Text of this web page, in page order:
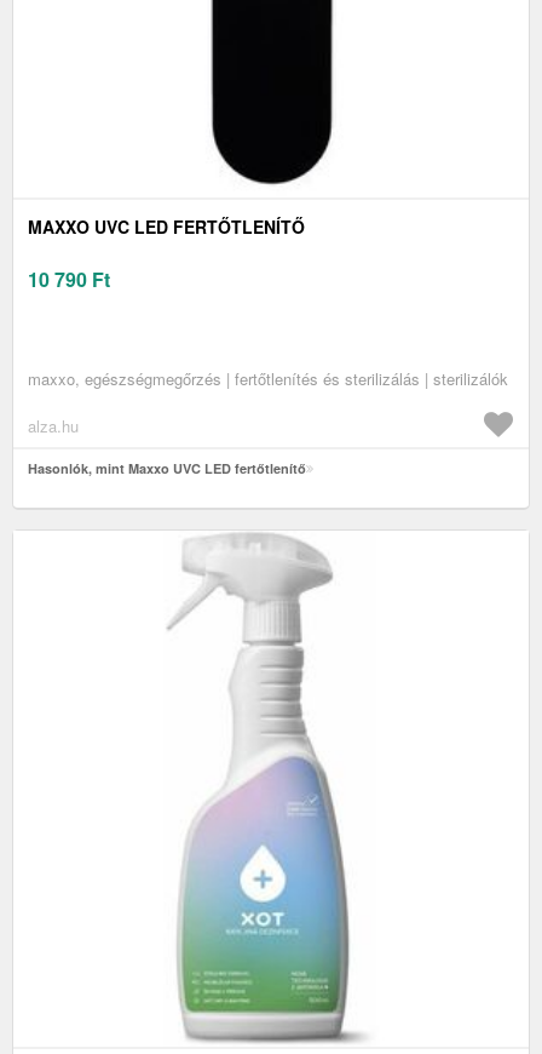
MAXXO UVC LED FERTŐTLENÍTŐ
10 790 Ft
maxxo, egészségmegőrzés | fertőtlenítés és sterilizálás | sterilizálók
alza.hu
Hasonlók, mint Maxxo UVC LED fertőtlenítő